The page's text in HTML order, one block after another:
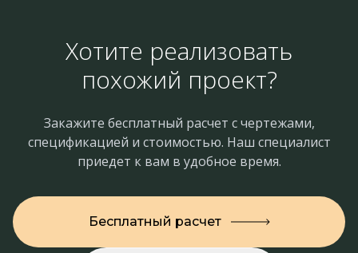
Хотите реализовать
похожий проект?
Закажите бесплатный расчет с чертежами,
спецификацией и стоимостью. Наш специалист
приедет к вам в удобное время.
Бесплатный расчет